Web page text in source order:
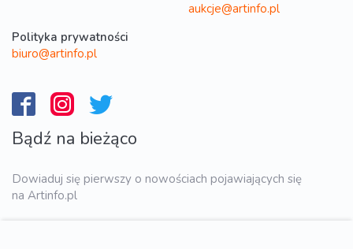
aukcje@artinfo.pl
Polityka prywatności
biuro@artinfo.pl
Bądź na bieżąco
Dowiaduj się pierwszy o nowościach pojawiających się
na Artinfo.pl